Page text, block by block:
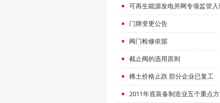
可再生能源发电并网专项监管
门牌变更公告
阀门检修依据
截止阀的选用原则
稀土价格止跌 部分企业已复工
2011年底装备制造业五个重点